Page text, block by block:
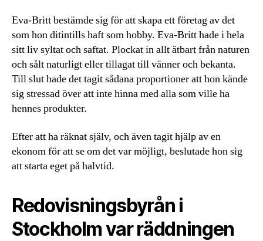
Eva-Britt bestämde sig för att skapa ett företag av det
som hon ditintills haft som hobby. Eva-Britt hade i hela
sitt liv syltat och saftat. Plockat in allt ätbart från naturen
och sålt naturligt eller tillagat till vänner och bekanta.
Till slut hade det tagit sådana proportioner att hon kände
sig stressad över att inte hinna med alla som ville ha
hennes produkter.
Efter att ha räknat själv, och även tagit hjälp av en
ekonom för att se om det var möjligt, beslutade hon sig
att starta eget på halvtid.
Redovisningsbyrån i
Stockholm var räddningen